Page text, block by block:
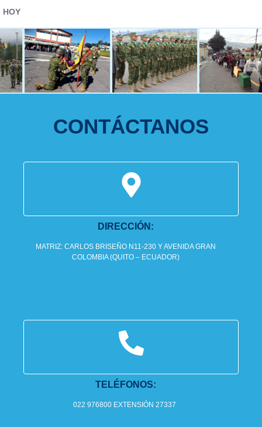
HOY
CONTÁCTANOS
DIRECCIÓN:
MATRIZ: CARLOS BRISEÑO N11-230 Y AVENIDA GRAN
COLOMBIA (QUITO – ECUADOR)
TELÉFONOS:
022 976800 EXTENSIÓN 27337